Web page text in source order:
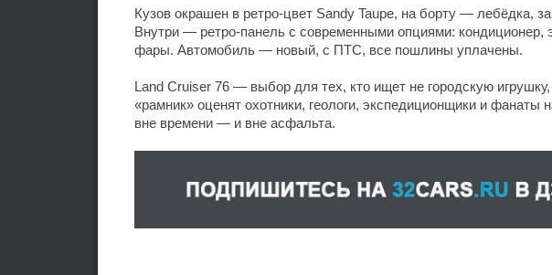
Кузов окрашен в ретро-цвет Sandy Taupe, на борту — лебёдка,
Внутри — ретро-панель с современными опциями: кондиционер,
фары. Автомобиль — новый, с ПТС, все пошлины уплачены.
Land Cruiser 76 — выбор для тех, кто ищет не городскую
«рамник» оценят охотники, геологи, экспедиционщики и
вне времени — и вне асфальта.